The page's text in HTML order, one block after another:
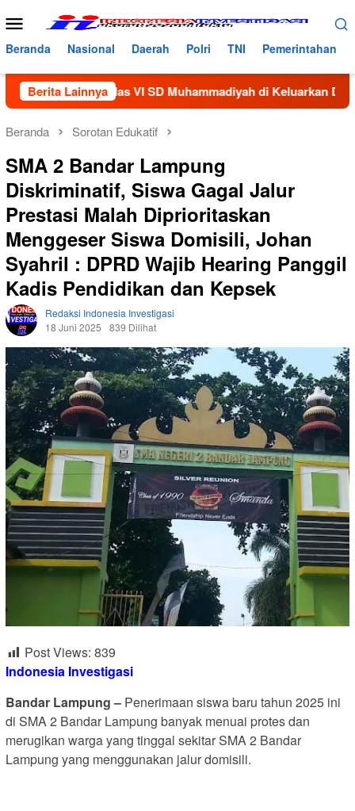
ke
konten
Menu
Mobile
Beranda Nasional Daerah Polri TNI Pemerintahan
Berita Lainnya
Kelas VI SD Muhammadiyah di Keluarkan Dari Sekolah
Beranda Sorotan Edukatif
SMA 2 Bandar Lampung
Diskriminatif, Siswa Gagal Jalur
Prestasi Malah Diprioritaskan
Menggeser Siswa Domisili, Johan
Syahril : DPRD Wajib Hearing Panggil
Kadis Pendidikan dan Kepsek
Redaksi Indonesia Investigasi
18 Juni 2025
839 Dilihat
Post Views: 839
Indonesia Investigasi
Bandar Lampung – Penerimaan siswa baru tahun 2025 ini
di SMA 2 Bandar Lampung banyak menuai protes dan
merugikan warga yang tinggal sekitar SMA 2 Bandar
Lampung yang menggunakan jalur domisili.